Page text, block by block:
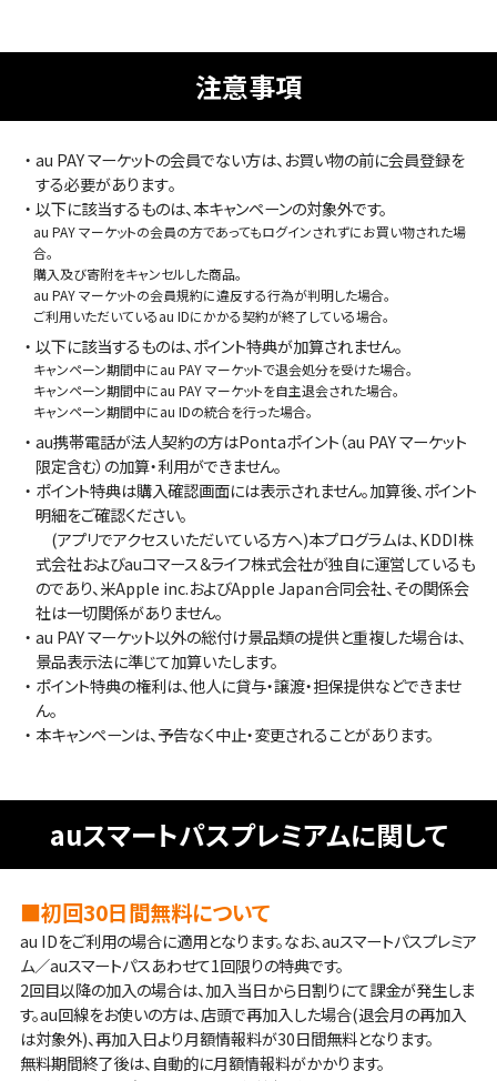
注意事項
・au PAY マーケットの会員でない方は、お買い物の前に会員登録を
する必要があります｡
・以下に該当するものは、本キャンペーンの対象外です。
au PAY マーケットの会員の方であってもログインされずにお買い物された場
合。
購入及び寄附をキャンセルした商品。
au PAY マーケットの会員規約に違反する行為が判明した場合。
ご利用いただいているau IDにかかる契約が終了している場合。
・以下に該当するものは、ポイント特典が加算されません。
キャンペーン期間中にau PAY マーケットで退会処分を受けた場合。
キャンペーン期間中にau PAY マーケットを自主退会された場合。
キャンペーン期間中にau IDの統合を行った場合。
・au携帯電話が法人契約の方はPontaポイント（au PAY マーケット
限定含む）の加算・利用ができません。
・ポイント特典は購入確認画面には表示されません。加算後、ポイント
明細をご確認ください。
(アプリでアクセスいただいている方へ)本プログラムは、KDDI株
式会社およびauコマース＆ライフ株式会社が独自に運営しているも
のであり、米Apple inc.およびApple Japan合同会社、その関係会
社は一切関係がありません。
・au PAY マーケット以外の総付け景品類の提供と重複した場合は、
景品表示法に準じて加算いたします。
・ポイント特典の権利は、他人に貸与・譲渡・担保提供などできませ
ん。
・本キャンペーンは、予告なく中止・変更されることがあります。
auスマートパスプレミアムに関して
■初回30日間無料について
au IDをご利用の場合に適用となります。なお、auスマートパスプレミア
ム／auスマートパスあわせて1回限りの特典です。
2回目以降の加入の場合は、加入当日から日割りにて課金が発生しま
す。au回線をお使いの方は、店頭で再加入した場合(退会月の再加入
は対象外)、再加入日より月額情報料が30日間無料となります。
無料期間終了後は、自動的に月額情報料がかかります。